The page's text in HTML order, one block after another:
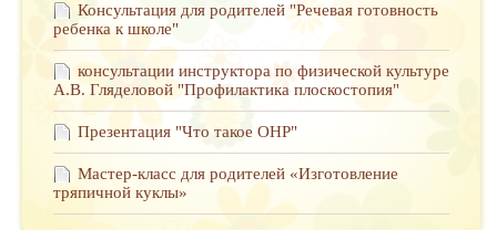
Консультация для родителей "Речевая готовность
ребенка к школе"
консультации инструктора по физической культуре
А.В. Гляделовой "Профилактика плоскостопия"
Презентация "Что такое ОНР"
Мастер-класс для родителей «Изготовление
тряпичной куклы»